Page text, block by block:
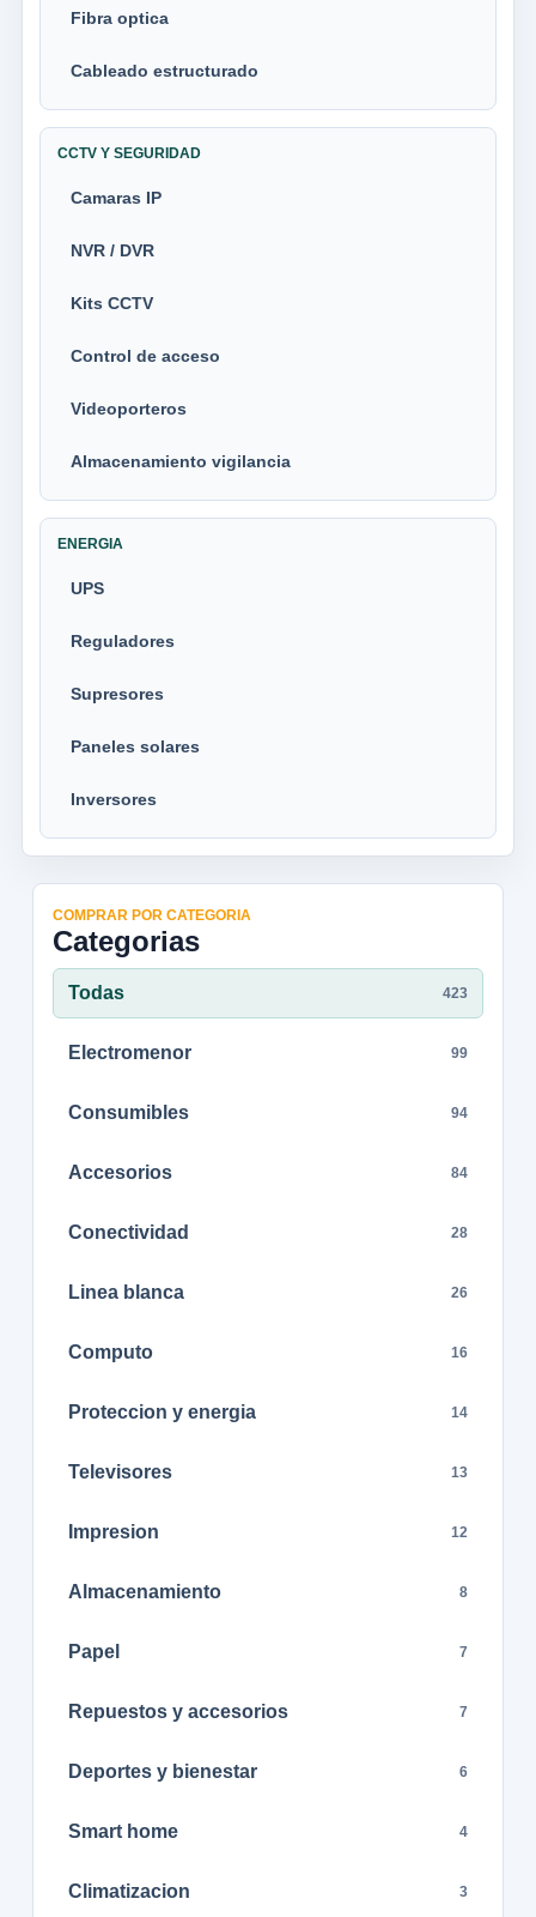
Fibra optica
Cableado estructurado
CCTV Y SEGURIDAD
Camaras IP
NVR / DVR
Kits CCTV
Control de acceso
Videoporteros
Almacenamiento vigilancia
ENERGIA
UPS
Reguladores
Supresores
Paneles solares
Inversores
COMPRAR POR CATEGORIA
Categorias
Todas 423
Electromenor 99
Consumibles 94
Accesorios 84
Conectividad 28
Linea blanca 26
Computo 16
Proteccion y energia 14
Televisores 13
Impresion 12
Almacenamiento 8
Papel 7
Repuestos y accesorios 7
Deportes y bienestar 6
Smart home 4
Climatizacion 3